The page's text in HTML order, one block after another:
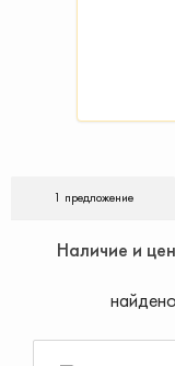
1 предложение
Наличие и
найдено